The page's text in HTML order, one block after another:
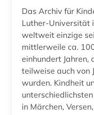
gewalt (1)
globalisierung (3)
grundschule (1)
Das Archiv für
Luther-Universität
weltweit einzige
mittlerweile ca.
einhundert Jahren,
teilweise auch von
wurden. Kindheit
in Märchen,